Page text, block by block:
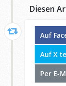
Diesen
Auf
Auf X
Per E-